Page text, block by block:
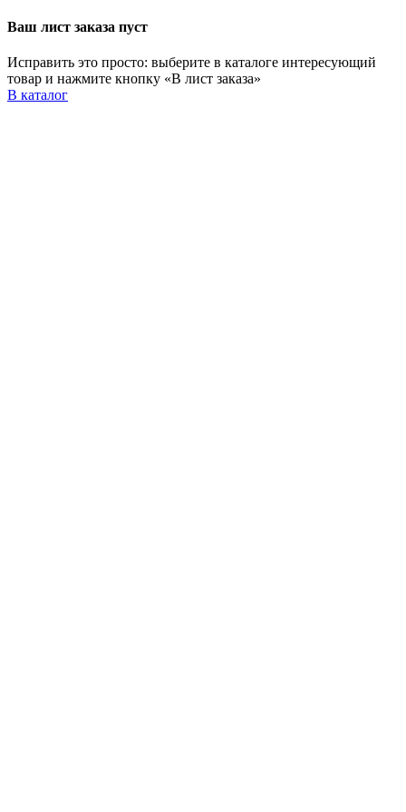
Ваш лист заказа пуст
Исправить это просто: выберите в каталоге интересующий
товар и нажмите кнопку «В лист заказа»
В каталог